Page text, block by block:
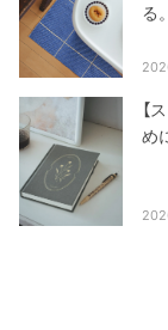
る
【
め